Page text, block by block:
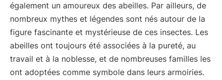
également un amoureux des abeilles. Par ailleurs, de
nombreux mythes et légendes sont nés autour de la
figure fascinante et mystérieuse de ces insectes. Les
abeilles ont toujours été associées à la pureté, au
travail et à la noblesse, et de nombreuses familles les
ont adoptées comme symbole dans leurs armoiries.